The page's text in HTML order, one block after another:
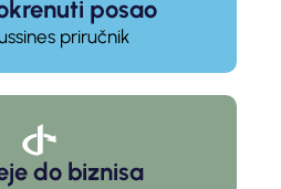
posao
priručnik
do biznisa